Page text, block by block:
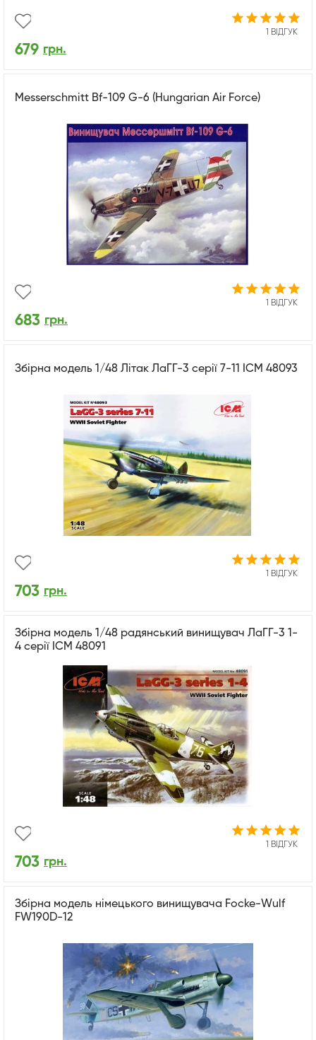
1 ВІДГУК
679 грн.
Messerschmitt Bf-109 G-6 (Hungarian Air Force)
1 ВІДГУК
683 грн.
Збірна модель 1/48 Літак ЛаГГ-3 серії 7-11 ICM 48093
1 ВІДГУК
703 грн.
Збірна модель 1/48 радянський винищувач ЛаГГ-3 1-
4 серії ICM 48091
1 ВІДГУК
703 грн.
Збірна модель німецького винищувача Focke-Wulf
FW190D-12